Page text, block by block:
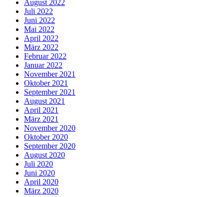
August 2022
Juli 2022
Juni 2022
Mai 2022
April 2022
März 2022
Februar 2022
Januar 2022
November 2021
Oktober 2021
September 2021
August 2021
April 2021
März 2021
November 2020
Oktober 2020
September 2020
August 2020
Juli 2020
Juni 2020
April 2020
März 2020